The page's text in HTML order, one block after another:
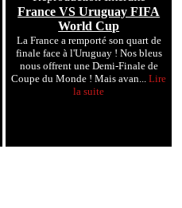
France VS Uruguay FIFA
World Cup
La France a remporté son quart de
finale face à l'Uruguay ! Nos bleus
nous offrent une Demi-Finale de
Coupe du Monde ! Mais avan...Lire
la suite